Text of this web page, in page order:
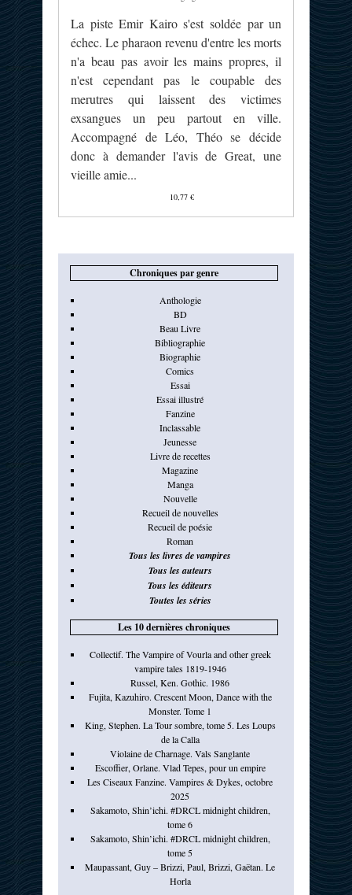
La piste Emir Kairo s'est soldée par un
échec. Le pharaon revenu d'entre les morts
n'a beau pas avoir les mains propres, il
n'est cependant pas le coupable des
merutres qui laissent des victimes
exsangues un peu partout en ville.
Accompagné de Léo, Théo se décide
donc à demander l'avis de Great, une
vieille amie...
10,77 €
Chroniques par genre
Anthologie
BD
Beau Livre
Bibliographie
Biographie
Comics
Essai
Essai illustré
Fanzine
Inclassable
Jeunesse
Livre de recettes
Magazine
Manga
Nouvelle
Recueil de nouvelles
Recueil de poésie
Roman
Tous les livres de vampires
Tous les auteurs
Tous les éditeurs
Toutes les séries
Les 10 dernières chroniques
Collectif. The Vampire of Vourla and other greek
vampire tales 1819-1946
Russel, Ken. Gothic. 1986
Fujita, Kazuhiro. Crescent Moon, Dance with the
Monster. Tome 1
King, Stephen. La Tour sombre, tome 5. Les Loups
de la Calla
Violaine de Charnage. Vals Sanglante
Escoffier, Orlane. Vlad Tepes, pour un empire
Les Ciseaux Fanzine. Vampires & Dykes, octobre
2025
Sakamoto, Shin’ichi. #DRCL midnight children,
tome 6
Sakamoto, Shin’ichi. #DRCL midnight children,
tome 5
Maupassant, Guy – Brizzi, Paul, Brizzi, Gaëtan. Le
Horla